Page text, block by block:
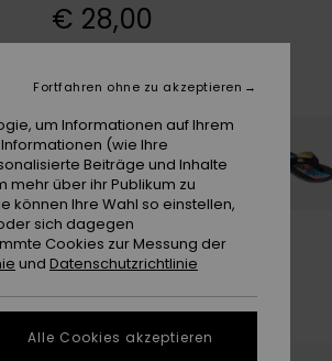
€ 28,00
FarbeBlack Tijuana
um Informationen auf Ihrem
(wie Ihre
Beiträge und Inhalte
mehr über ihr Publikum zu
können Ihre Wahl so einstellen,
sich dagegen
Cookies zur Messung der
und Datenschutzrichtlinie
Fortfahren ohne zu akzeptieren
Alle Cookies akzeptieren